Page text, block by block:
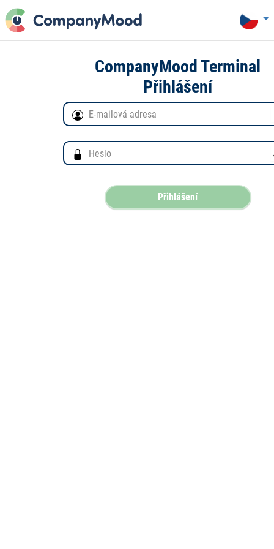
CompanyMood Terminal
Přihlášení